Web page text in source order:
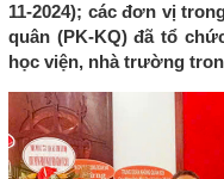
11-2024); các đơn vị
quân (PK-KQ) đã tổ
học viện, nhà trường